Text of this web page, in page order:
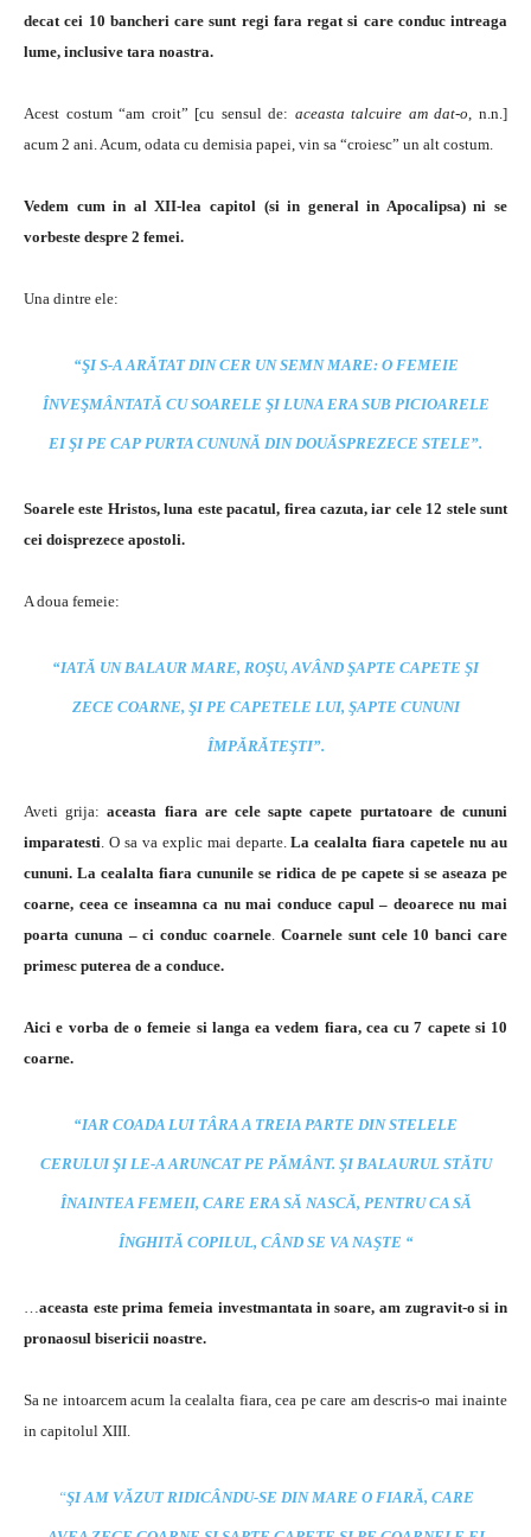
decat cei 10 bancheri care sunt regi fara regat si care conduc intreaga
lume, inclusive tara noastra.
Acest costum “am croit” [cu sensul de: aceasta talcuire am dat-o, n.n.]
acum 2 ani. Acum, odata cu demisia papei, vin sa “croiesc” un alt costum.
Vedem cum in al XII-lea capitol (si in general in Apocalipsa) ni se
vorbeste despre 2 femei.
Una dintre ele:
“ŞI S-A ARĂTAT DIN CER UN SEMN MARE: O FEMEIE
ÎNVEŞMÂNTATĂ CU SOARELE ŞI LUNA ERA SUB PICIOARELE
EI ŞI PE CAP PURTA CUNUNĂ DIN DOUĂSPREZECE STELE”.
Soarele este Hristos, luna este pacatul, firea cazuta, iar cele 12 stele sunt
cei doisprezece apostoli.
A doua femeie:
“IATĂ UN BALAUR MARE, ROŞU, AVÂND ŞAPTE CAPETE ŞI
ZECE COARNE, ŞI PE CAPETELE LUI, ŞAPTE CUNUNI
ÎMPĂRĂTEŞTI”.
Aveti grija:aceasta fiara are cele sapte capete purtatoare de cununi
imparatesti. O sa va explic mai departe.La cealalta fiara capetele nu au
cununi. La cealalta fiara cununile se ridica de pe capete si se aseaza pe
coarne, ceea ce inseamna ca nu mai conduce capul – deoarece nu mai
poarta cununa – ci conduc coarnele. Coarnele sunt cele 10 banci care
primesc puterea de a conduce.
Aici e vorba de o femeie si langa ea vedem fiara, cea cu 7 capete si 10
coarne.
“IAR COADA LUI TÂRA A TREIA PARTE DIN STELELE
CERULUI ŞI LE-A ARUNCAT PE PĂMÂNT. ŞI BALAURUL STĂTU
ÎNAINTEA FEMEII, CARE ERA SĂ NASCĂ, PENTRU CA SĂ
ÎNGHITĂ COPILUL, CÂND SE VA NAŞTE “
…aceasta este prima femeia investmantata in soare, am zugravit-o si in
pronaosul bisericii noastre.
Sa ne intoarcem acum la cealalta fiara, cea pe care am descris-o mai inainte
in capitolul XIII.
“ŞI AM VĂZUT RIDICÂNDU-SE DIN MARE O FIARĂ, CARE